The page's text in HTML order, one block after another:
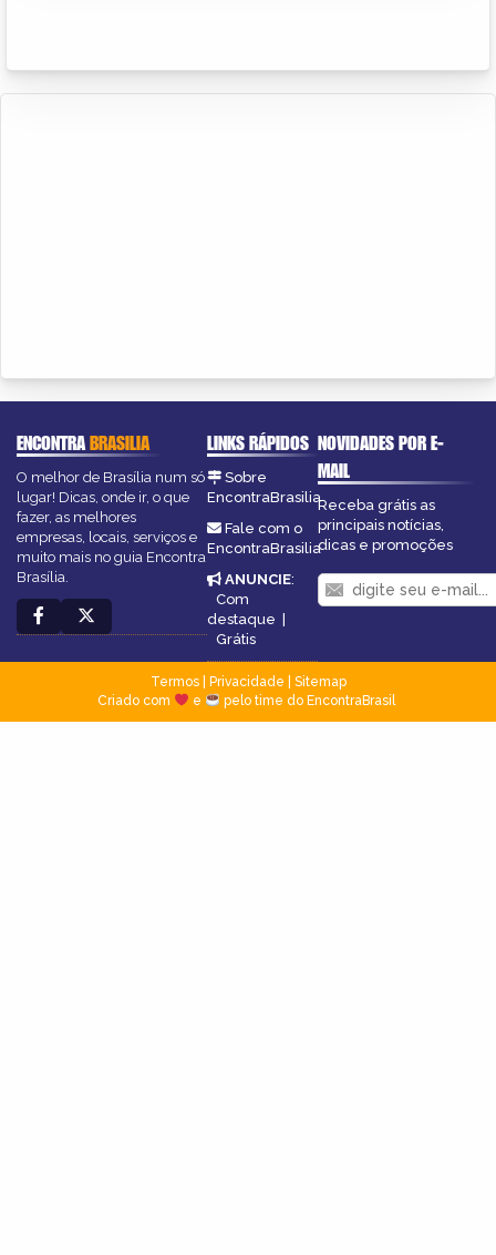
ENCONTRABRASILIA
O melhor de Brasília num só
lugar! Dicas, onde ir, o que
fazer, as melhores
empresas, locais, serviços e
muito mais no guia Encontra
Brasília.
LINKS RÁPIDOS
Sobre
EncontraBrasilia
Fale com o
EncontraBrasilia
ANUNCIE:
Com
destaque |
Grátis
NOVIDADES POR E-
MAIL
Receba grátis as
principais notícias,
dicas e promoções
Termos| Privacidade
Sitemap
Criado com
e pelo time do EncontraBrasil